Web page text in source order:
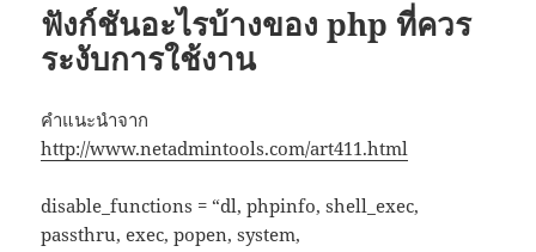
ฟังก์ชันอะไรบ้างของ php ที่ควร
ระงับการใช้งาน
คำแนะนำจาก
http://www.netadmintools.com/art411.html
disable_functions = “dl, phpinfo, shell_exec,
passthru, exec, popen, system,